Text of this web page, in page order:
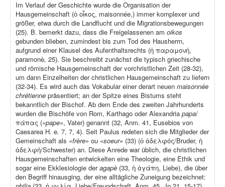
Im Verlauf der Geschichte wurde die Organisation der
Hausgemeinschaft (ὁ οἶκος, maisonnée,) immer komplexer und
größer, etwa durch die Landflucht und die Migrationsbewegungen
(25). B. bemerkt dazu, dass die Freigelassenen am oikos
gebunden blieben, zumindest bis zum Tod des Hausherrn,
aufgrund einer Klausel des Aufenthaltsrechts (ἡ παραμονή,
paramonè, 25). Sie beschreibt zunächst die typisch griechische
und römische Hausgemeinschaft der vorchristlichen Zeit (28-32),
um dann Einzelheiten der christlichen Hausgemeinschaft zu liefern
(32-34). Es wird auch das Vokabular einer derart neuen maisonnée
chrétienne präsentiert; an der Spitze eines Bistums steht
bekanntlich der Bischof. Ab dem Ende des zweiten Jahrhunderts
wurden die Bischöfe von Rom, Karthago oder Alexandria papa/
πάπας («pape», Vater) genannt (32, Anm. 41, Eusebios von
Caesarea H. e. 7, 7, 4). Seit Paulus redeten sich die Mitglieder der
Gemeinschaft als «frère» ou «soeur» (33) (ὁ ἀδελφός/Bruder, ἡ
ἀδελφή/Schwester) an. Diese Anrede war üblich, die christlichen
Hausgemeinschaften entwickelten eine Theologie, eine Ethik und
sogar eine Ekklesiologie deragapè (33, ἡ ἀγάπη, Liebe), die über
den Begriff hinausging, der eine alltägliche Zuneigung bezeichnet: